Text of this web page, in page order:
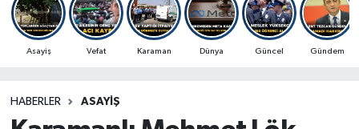
Asayiş Vefat Karaman Dünya Güncel Gündem
HABERLER ASAYIŞ
Spor Haberleri
Ulusal Haberler